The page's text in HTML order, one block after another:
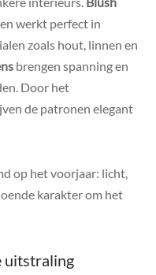
werkt perfect in
zoals hout, linnen en
brengen spanning en
Door het
de patronen elegant
op het voorjaar: licht,
karakter om het
uitstraling